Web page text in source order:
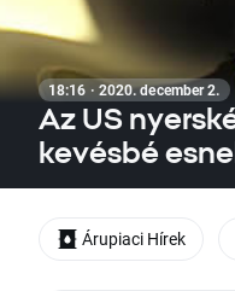
18:16 · 2020. december 2.
Az US
kevésbé
Árupiaci Hírek